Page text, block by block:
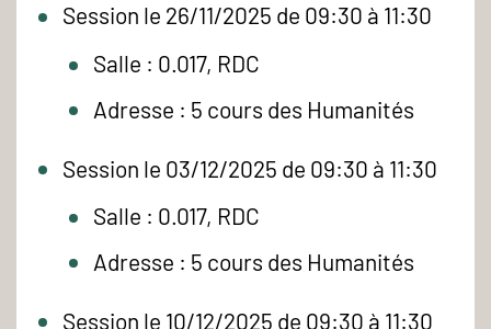
Session le 26/11/2025 de 09:30 à 11:30
Salle : 0.017, RDC
Adresse : 5 cours des Humanités
Session le 03/12/2025 de 09:30 à 11:30
Salle : 0.017, RDC
Adresse : 5 cours des Humanités
Session le 10/12/2025 de 09:30 à 11:30